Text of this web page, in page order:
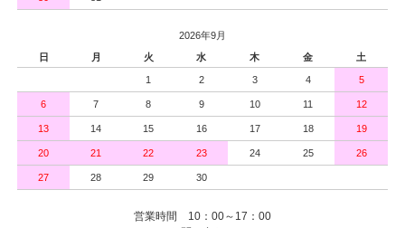
2026年9月
日
月 火 水 木 金 土
1 2 3 4 5
6 7 8 9 10 11 12
13 14 15 16 17 18 19
20 21 22 23 24 25 26
27 28 29 30
営業時間 10：00～17：00